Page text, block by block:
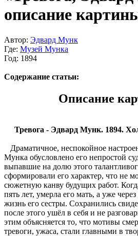
описание
Автор: Эдвард Мунк
Где: Музей Мунка
Год: 1894
Содержание статьи:
Описание
Тревога - Эдвард Мунк. 1894.
Драматичное, неспокойное
Мунка обусловлено его непростой
выпавшие на долю этого
сформировали его характер, что не
сюжетную канву будущих работ.
пять лет, умерла его мать, а уже
жизнь его сестры. Сохранились
после этого ушёл в себя и не
этим объясняется то, что мотивы
тревоги, ужаса, стали главными в